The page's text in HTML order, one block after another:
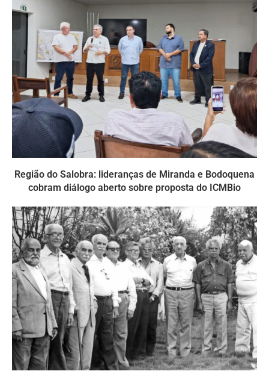
Região do Salobra: lideranças de Miranda e Bodoquena
cobram diálogo aberto sobre proposta do ICMBio